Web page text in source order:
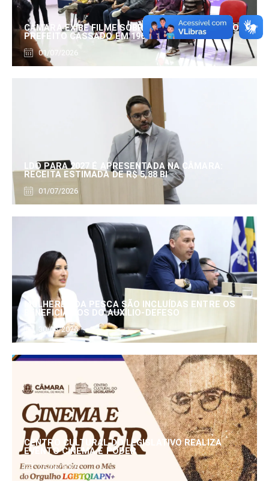
CÂMARA EXIBE FILME SOBRE EDUARDO SERRANO,
PREFEITO CASSADO EM 1960
01/07/2026
LDO PARA 2027 É APRESENTADA NA CÂMARA:
RECEITA ESTIMADA DE R$ 5,88 BI
01/07/2026
MULHERES DA PESCA SÃO INCLUÍDAS ENTRE OS
BENEFICIÁRIOS DO AUXÍLIO-DEFESO
30/06/2026
CENTRO CULTURAL DO LEGISLATIVO REALIZA
EVENTO CINEMA E PODER
25/06/2026